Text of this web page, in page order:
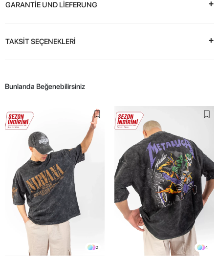
GARANTİE UND LİEFERUNG
TAKSİT SEÇENEKLERİ
Bunlarıda Beğenebilirsiniz
2 4